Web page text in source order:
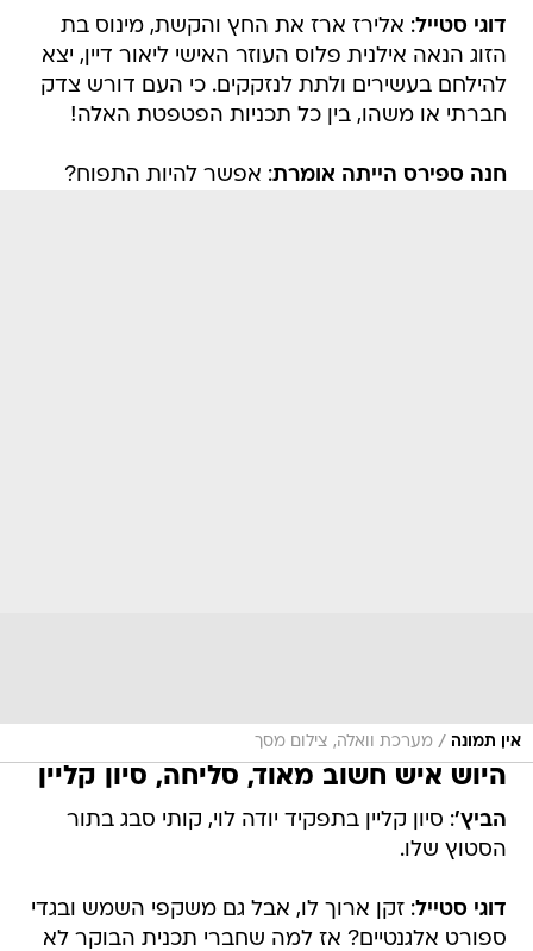
דוגי סטייל: אלירז ארז את החץ והקשת, מינוס בת
הזוג הנאה אילנית פלוס העוזר האישי ליאור דיין, יצא
להילחם בעשירים ולתת לנזקקים. כי העם דורש צדק
חברתי או משהו, בין כל תכניות הפטפטת האלה!
חנה ספירס הייתה אומרת: אפשר להיות התפוח?
אין תמונה / מערכת וואלה, צילום מסך
היוש איש חשוב מאוד, סליחה, סיון קליין
הביץ': סיון קליין בתפקיד יודה לוי, קותי סבג בתור
הסטוץ שלו.
דוגי סטייל: זקן ארוך לו, אבל גם משקפי השמש ובגדי
ספורט אלגנטיים? אז למה שחברי תכנית הבוקר לא